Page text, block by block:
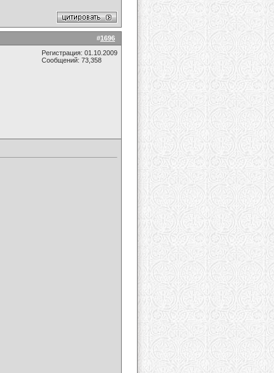
#1696
Регистрация: 01.10.2009
Сообщений: 73,358